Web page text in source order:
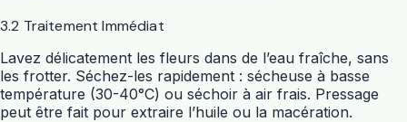
3.2 Traitement Immédiat
Lavez délicatement les fleurs dans de l’eau fraîche, sans
les frotter. Séchez-les rapidement : sécheuse à basse
température (30-40°C) ou séchoir à air frais. Pressage
peut être fait pour extraire l’huile ou la macération.